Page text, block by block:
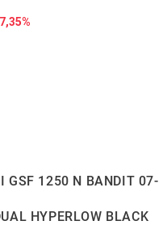
GSF 1250 N BANDIT 07-
HYPERLOW BLACK